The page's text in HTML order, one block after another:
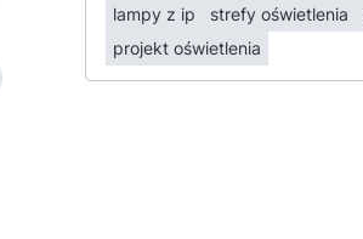
lampy z ip strefy oświetlenia
projekt oświetlenia